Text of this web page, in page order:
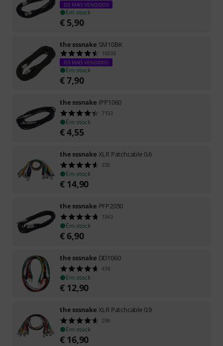
OS MAIS VENDIDOS
Em stock
€ 5,90
the sssnake SM10BK
10335
OS MAIS VENDIDOS
Em stock
€7,90
the sssnake IPP1060
7133
Em stock
€4,55
the sssnake XLR Patchcable 0,6
370
Em stock
€ 14,90
the sssnake PFP2050
1543
Em stock
€ 6,90
the sssnake DD1060
474
Em stock
€ 12,90
the sssnake XLR Patchcable 0,9
259
Em stock
€ 16,90